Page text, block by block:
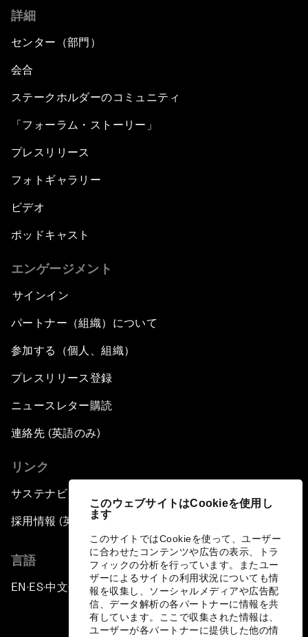
このウェブサイトはCookieを使用し
ます
このサイトではCookieを使って、ユーザー
に合わせたコンテンツや広告の表示、トラ
フィックの分析を行っています。またユー
ザーによるサイトの利用状況についても情
報を収集し、ソーシャルメディアや広告配
信、データ解析の各パートナーに情報を共
有しています。ここで収集された情報は、
ユーザーが各パートナーに提供した他の情
詳細
センター（部門）
会合
ステークホルダーのコミュニティ
「フォーラム・ストーリー」
プレスリリース
フォトギャラリー
ビデオ
ポッドキャスト
エンゲージメント
サインイン
パートナー（組織）について
参加する（個人、組織）
プレスリリース登録
ニュースレター購読
連絡先 (英語のみ)
リンク
サステナビリティへの取り組み
採用情報 (英語のみ)
言語
EN ▪ES▪中文▪ 日本語